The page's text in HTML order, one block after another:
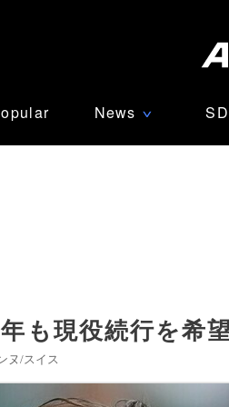
News ∨
も現役続行を希
ヌ/スイス